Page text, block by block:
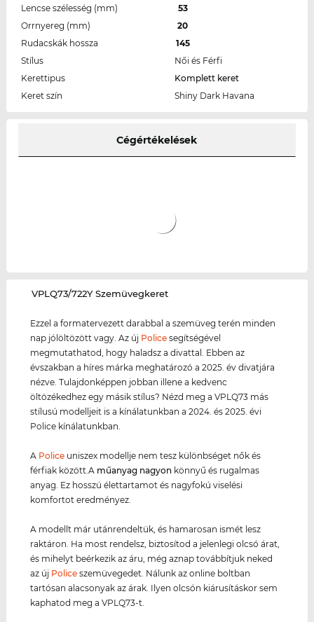
Lencse szélesség (mm)
53
Orrnyereg (mm)
20
Rudacskák hossza
145
Stílus
Női és Férfi
Kerettipus
Komplett keret
Keret szín
Shiny Dark Havana
Cégértékelések
‌VPLQ73/722Y Szemüvegkeret
Ezzel a formatervezett darabbal a szemüveg terén minden
nap jólöltözött vagy. Az új Police segítségével
megmutathatod, hogy haladsz a divattal. Ebben az
évszakban a híres márka meghatározó a 2025. év divatjára
nézve. Tulajdonképpen jobban illene a kedvenc
öltözékedhez egy másik stílus? Nézd meg a VPLQ73 más
stílusú modelljeit is a kínálatunkban a 2024. és 2025. évi
Police kínálatunkban.
A Police uniszex modellje nem tesz különbséget nők és
férfiak között.A műanyag nagyon könnyű és rugalmas
anyag. Ez hosszú élettartamot és nagyfokú viselési
komfortot eredményez.
A modellt már utánrendeltük, és hamarosan ismét lesz
raktáron. Ha most rendelsz, biztosítod a jelenlegi olcsó árat,
és mihelyt beérkezik az áru, még aznap továbbítjuk neked
az új Police szemüvegedet. Nálunk az online boltban
tartósan alacsonyak az árak. Ilyen olcsón kiárusításkor sem
kaphatod meg a VPLQ73-t.